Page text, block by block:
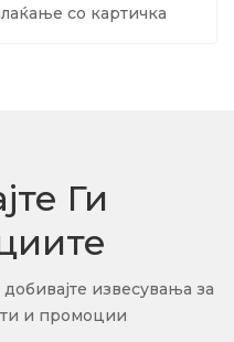
со картичка
Ги
извесувања за
и промоции